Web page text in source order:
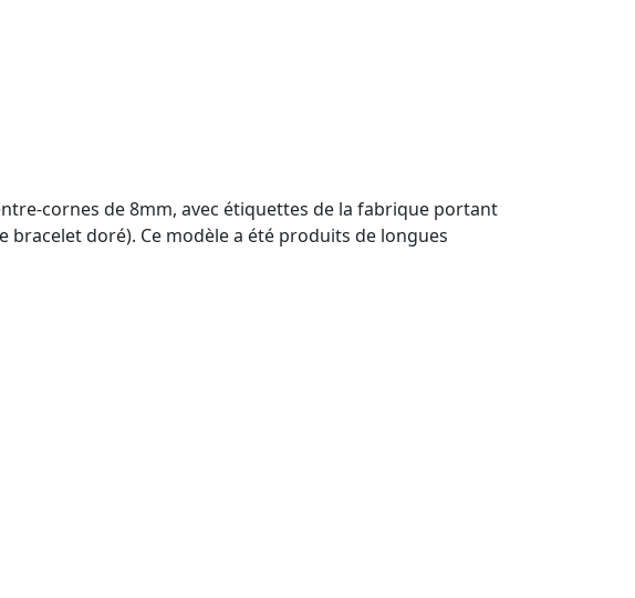
cornes de 8mm, avec étiquettes de la fabrique portant
bracelet doré). Ce modèle a été produits de longues